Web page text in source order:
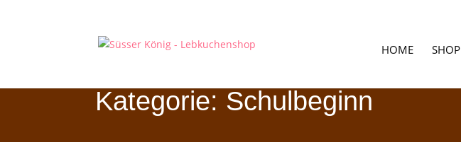
HOME SHOP
Kategorie: Schulbeginn